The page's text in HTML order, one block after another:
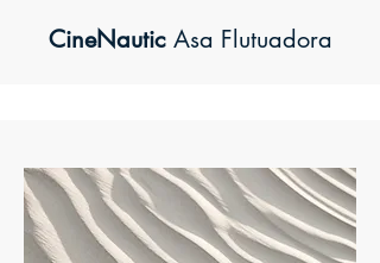
CineNauticAsa Flutuadora